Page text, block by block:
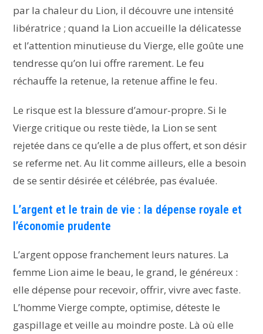
par la chaleur du Lion, il découvre une intensité
libératrice ; quand la Lion accueille la délicatesse
et l’attention minutieuse du Vierge, elle goûte une
tendresse qu’on lui offre rarement. Le feu
réchauffe la retenue, la retenue affine le feu.
Le risque est la blessure d’amour-propre. Si le
Vierge critique ou reste tiède, la Lion se sent
rejetée dans ce qu’elle a de plus offert, et son désir
se referme net. Au lit comme ailleurs, elle a besoin
de se sentir désirée et célébrée, pas évaluée.
L’argent et le train de vie : la dépense royale et
l’économie prudente
L’argent oppose franchement leurs natures. La
femme Lion aime le beau, le grand, le généreux :
elle dépense pour recevoir, offrir, vivre avec faste.
L’homme Vierge compte, optimise, déteste le
gaspillage et veille au moindre poste. Là où elle